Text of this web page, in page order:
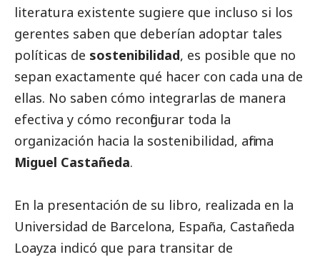
literatura existente sugiere que incluso si los
gerentes saben que deberían adoptar tales
políticas de sostenibilidad, es posible que no
sepan exactamente qué hacer con cada una de
ellas. No saben cómo integrarlas de manera
efectiva y cómo reconfigurar toda la
organización hacia la sostenibilidad, afirma
Miguel Castañeda.
En la presentación de su libro, realizada en la
Universidad de Barcelona, España, Castañeda
Loayza indicó que para transitar de